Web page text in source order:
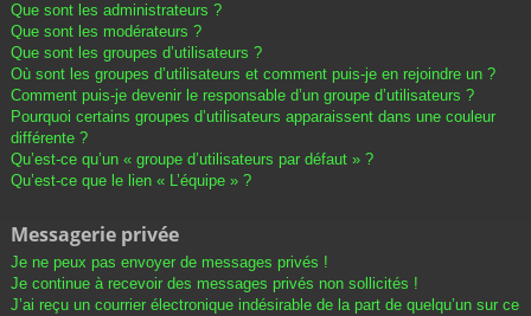
Que sont les administrateurs ?
Que sont les modérateurs ?
Que sont les groupes d’utilisateurs ?
Où sont les groupes d’utilisateurs et comment puis-je en rejoindre un ?
Comment puis-je devenir le responsable d’un groupe d’utilisateurs ?
Pourquoi certains groupes d’utilisateurs apparaissent dans une couleur
différente ?
Qu’est-ce qu’un « groupe d’utilisateurs par défaut » ?
Qu’est-ce que le lien « L’équipe » ?
Messagerie privée
Je ne peux pas envoyer de messages privés !
Je continue à recevoir des messages privés non sollicités !
J’ai reçu un courrier électronique indésirable de la part de quelqu’un sur ce